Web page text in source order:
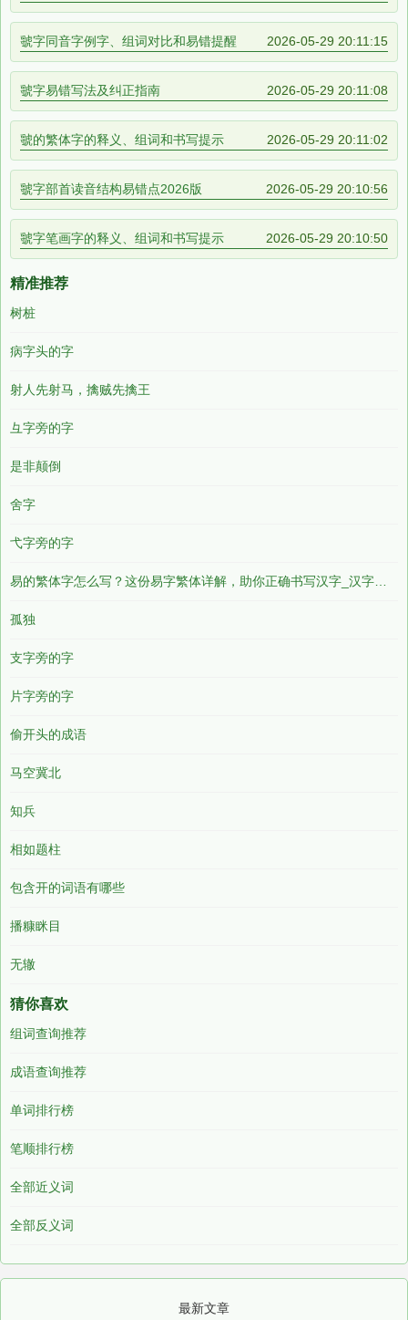
虢字同音字例字、组词对比和易错提醒 2026-05-29 20:11:15
虢字易错写法及纠正指南 2026-05-29 20:11:08
虢的繁体字的释义、组词和书写提示 2026-05-29 20:11:02
虢字部首读音结构易错点2026版 2026-05-29 20:10:56
虢字笔画字的释义、组词和书写提示 2026-05-29 20:10:50
精准推荐
树桩
病字头的字
射人先射马，擒贼先擒王
彑字旁的字
是非颠倒
舍字
弋字旁的字
孤独
支字旁的字
片字旁的字
偷开头的成语
马空冀北
知兵
相如题柱
包含开的词语有哪些
播糠眯目
无辙
猜你喜欢
组词查询推荐
成语查询推荐
单词排行榜
笔顺排行榜
全部近义词
全部反义词
最新文章